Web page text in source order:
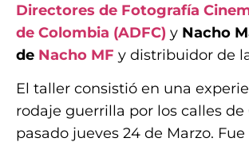
Directores de Fotografía
de Colombia (ADFC) y Nacho
de Nacho MF y distribuidor de
El taller consistió en una
rodaje guerrilla por los calles de
pasado jueves 24 de Marzo.